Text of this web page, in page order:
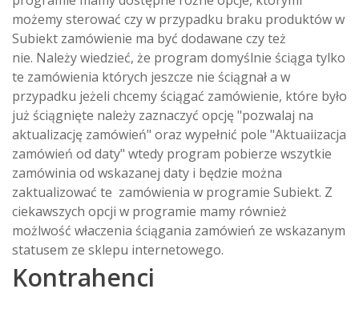
możemy sterować czy w przypadku braku produktów w
Subiekt zamówienie ma być dodawane czy też
nie. Należy wiedzieć, że program domyślnie ściąga tylko
te zamówienia których jeszcze nie ściągnał a w
przypadku jeżeli chcemy ściągać zamówienie, które było
już ściągnięte należy zaznaczyć opcję "pozwalaj na
aktualizację zamówień" oraz wypełnić pole "Aktuaiizacja
zamówień od daty" wtedy program pobierze wszytkie
zamówinia od wskazanej daty i będzie można
zaktualizować te zamówienia w programie Subiekt. Z
ciekawszych opcji w programie mamy również
możlwość właczenia ściągania zamówień ze wskazanym
statusem ze sklepu internetowego.
Kontrahenci